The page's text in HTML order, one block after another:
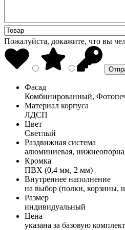
Пожалуйста, докажите, что вы
Фасад
Комбинированный,
Материал корпуса
ЛДСП
Цвет
Светлый
Раздвижная система
алюминиевая,
Кромка
ПВХ (0,4 мм, 2 мм)
Внутреннее наполнение
на выбор (полки, корзины,
Размер
индивидуальный
Цена
указана за базовую